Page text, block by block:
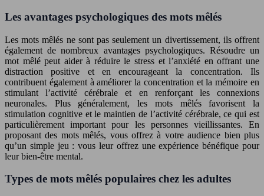
Les avantages psychologiques des mots mêlés
Les mots mêlés ne sont pas seulement un divertissement, ils offrent
également de nombreux avantages psychologiques. Résoudre un
mot mêlé peut aider à réduire le stress et l’anxiété en offrant une
distraction positive et en encourageant la concentration. Ils
contribuent également à améliorer la concentration et la mémoire en
stimulant l’activité cérébrale et en renforçant les connexions
neuronales. Plus généralement, les mots mêlés favorisent la
stimulation cognitive et le maintien de l’activité cérébrale, ce qui est
particulièrement important pour les personnes vieillissantes. En
proposant des mots mêlés, vous offrez à votre audience bien plus
qu’un simple jeu : vous leur offrez une expérience bénéfique pour
leur bien-être mental.
Types de mots mêlés populaires chez les adultes